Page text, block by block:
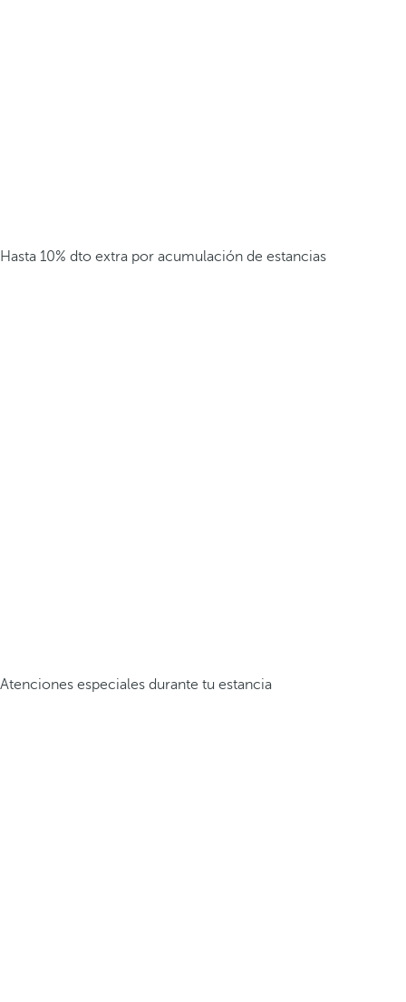
Hasta 10% dto extra por acumulación de estancias
Atenciones especiales durante tu estancia